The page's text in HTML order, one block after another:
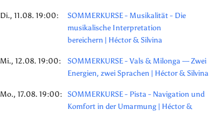
Di., 11.08. 19:00:
SOMMERKURSE - Musikalität - Die
musikalische Interpretation
bereichern | Héctor & Silvina
Mi., 12.08. 19:00:
SOMMERKURSE - Vals & Milonga — Zwei
Energien, zwei Sprachen | Héctor & Silvina
Mo., 17.08. 19:00: SOMMERKURSE - Pista - Navigation und
Komfort in der Umarmung | Héctor &